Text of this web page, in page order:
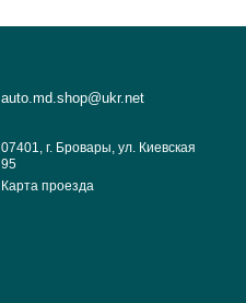
auto.md.shop@ukr.net
07401, г. Бровары, ул. Киевская
95
Карта проезда